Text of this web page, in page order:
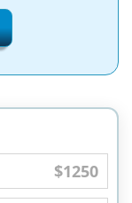
$1250